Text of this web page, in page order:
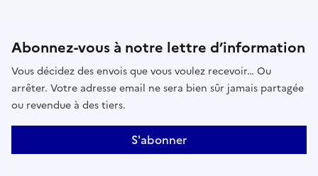
Abonnez-vous à notre lettre d’information
Vous décidez des envois que vous voulez recevoir… Ou
arrêter. Votre adresse email ne sera bien sûr jamais partagée
ou revendue à des tiers.
S'abonner